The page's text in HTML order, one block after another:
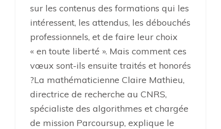
sur les contenus des formations qui les
intéressent, les attendus, les débouchés
professionnels, et de faire leur choix
« en toute liberté ». Mais comment ces
vœux sont-ils ensuite traités et honorés
?La mathématicienne Claire Mathieu,
directrice de recherche au CNRS,
spécialiste des algorithmes et chargée
de mission Parcoursup, explique le